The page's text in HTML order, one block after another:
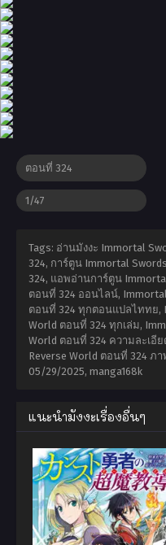
Tags: อ่านมังงะ Immortal
324, การ์ตูน Immortal
324, แอพอ่านการ์ตูน
ตอนที่ 324 ออนไลน์,
ตอนที่ 324 ทุกตอนแปลไททย,
World ตอนที่ 324 ทุกเล่ม,
World ตอนที่ 324 ความละเอี
Reverse World ตอนที่ 324 ภ
05/29/2025, manga168k
แนะนำมังงะเรื่องอื่นๆ